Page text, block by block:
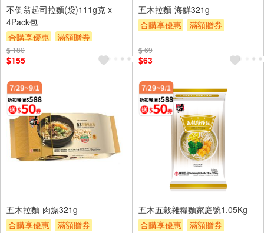
不倒翁起司拉麵(袋)111g克 x
4Pack包
合購享優惠
滿額贈券
贈$200
$ 180
$155
五木拉麵-海鮮321g
合購享優惠
滿額贈券
$ 69
$63
五木拉麵-肉燥321g
合購享優惠
滿額贈券
五木五穀雜糧麵家庭號1.05Kg
合購享優惠
滿額贈券